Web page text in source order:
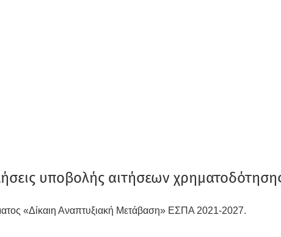
υποβολής αιτήσεων
«Δίκαιη Αναπτυξιακή Μετάβαση» ΕΣΠΑ 2021-2027.